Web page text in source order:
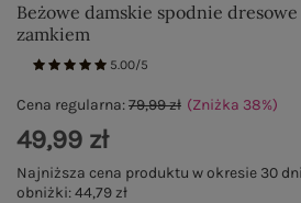
Beżowe damskie spodnie dresowe
zamkiem
5.00/5
Cena regularna:79,99 zł (Zniżka 38%)
49,99 zł
Najniższa cena produktu w okresie 30
obniżki:44,79 zł